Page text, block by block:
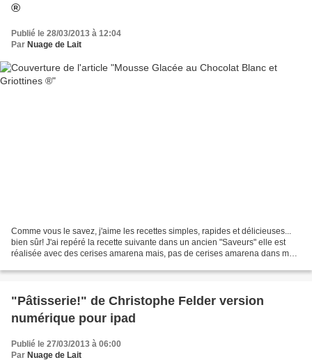
®
Publié le 28/03/2013 à 12:04
Par Nuage de Lait
Comme vous le savez, j'aime les recettes simples, rapides et délicieuses...
bien sûr! J'ai repéré la recette suivante dans un ancien "Saveurs" elle est
réalisée avec des cerises amarena mais, pas de cerises amarena dans mes
"Pâtisserie!" de Christophe Felder version
numérique pour ipad
Publié le 27/03/2013 à 06:00
Par Nuage de Lait